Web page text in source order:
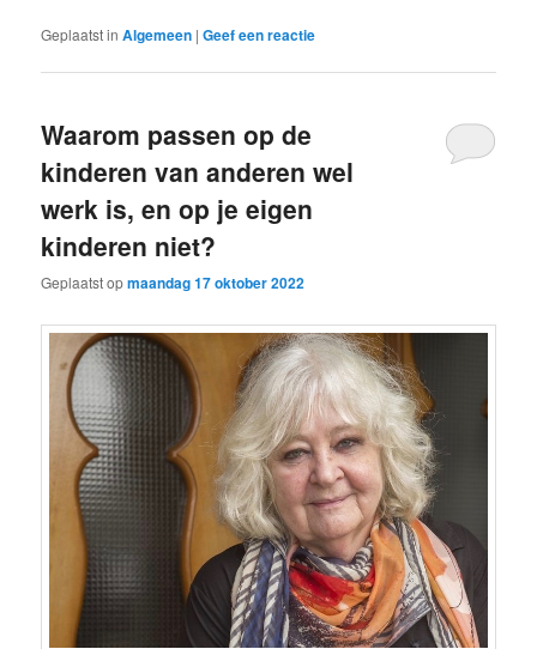
Geplaatst in Algemeen |Geef een reactie
Waarom passen op de
kinderen van anderen wel
werk is, en op je eigen
kinderen niet?
Geplaatst opmaandag 17 oktober 2022